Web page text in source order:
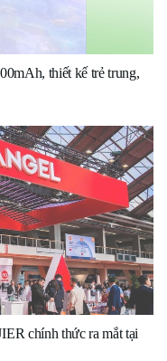
thiết kế trẻ trung,
chính thức ra mắt tại